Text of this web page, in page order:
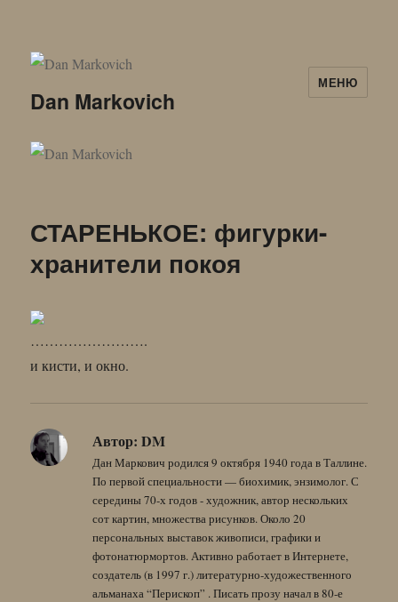
Dan Markovich
МЕНЮ
СТАРЕНЬКОЕ: фигурки-
хранители покоя
…………………….
и кисти, и окно.
Автор: DM
Дан Маркович родился 9 октября 1940 года в Таллине.
По первой специальности — биохимик, энзимолог. С
середины 70-х годов - художник, автор нескольких
сот картин, множества рисунков. Около 20
персональных выставок живописи, графики и
фотонатюрмортов. Активно работает в Интернете,
создатель (в 1997 г.) литературно-художественного
альманаха “Перископ” . Писать прозу начал в 80-е